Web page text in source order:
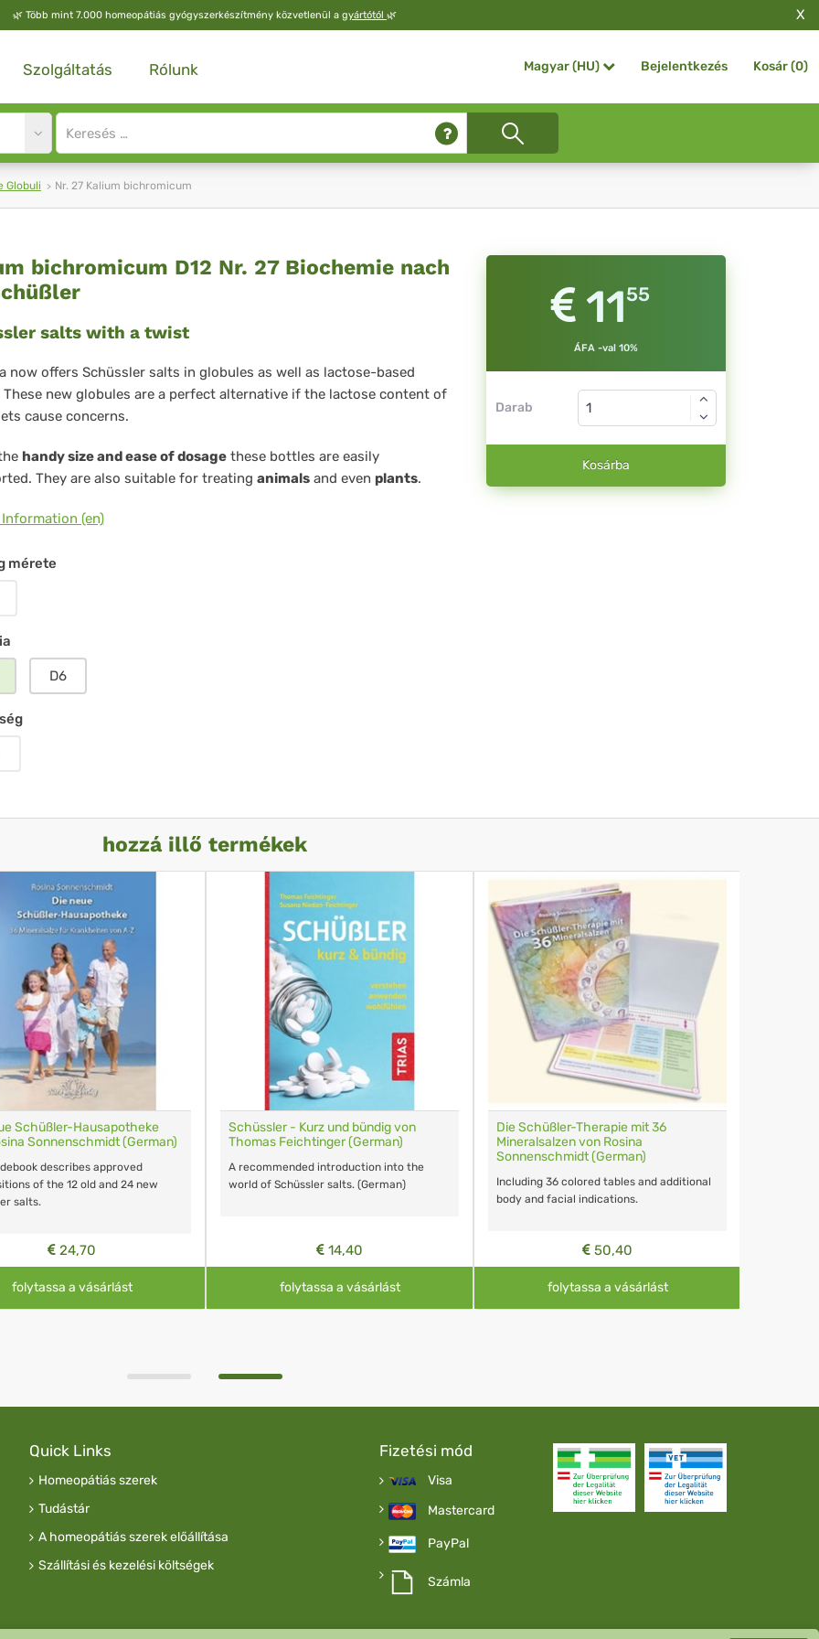
🌿 Több mint 7.000 homeopátiás gyógyszerkészítmény közvetlenül a gyártótól 🌿 X
Szolgáltatás Rólunk Magyar (HU) Bejelentkezés Kosár (0)
Site
search
Globuli Nr. 27 Kalium bichromicum
bichromicum D12 Nr. 27 Biochemie nach
salts with a twist
now offers Schüssler salts in globules as well as lactose-based
new globules are a perfect alternative if the lactose content of
cause concerns.
handy size and ease of dosagethese bottles are easily
They are also suitable for treating animalsand even plants.
(en)
mérete
D6
1155
ÁFA -val 10%
Darab
Kosárba
hozzá illő termékek
Schüßler-Hausapotheke
Sonnenschmidt (German)
describes approved
of the 12 old and 24 new
salts.
24,70
folytassa a vásárlást
Schüssler - Kurz und bündig von
Thomas Feichtinger (German)
A recommended introduction into the
world of Schüssler salts. (German)
14,40
folytassa a vásárlást
Die Schüßler-Therapie mit 36
Mineralsalzen von Rosina
Sonnenschmidt (German)
Including 36 colored tables and additional
body and facial indications.
50,40
folytassa a vásárlást
Quick Links
Homeopátiás szerek
Tudástár
A homeopátiás szerek előállítása
Szállítási és kezelési költségek
Fizetési mód
Visa
Mastercard
PayPal
Számla